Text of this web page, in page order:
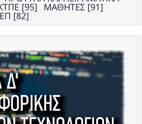
[95] ΜΑΘΗΤΕΣ [91]
[82]